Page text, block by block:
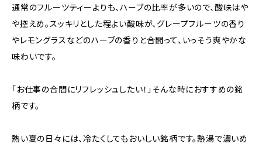
通常のフルーツティーよりも、ハーブの比率が多いので、酸味はや
や控えめ。スッキリとした程よい酸味が、グレープフルーツの香り
やレモングラスなどのハーブの香りと合間って、いっそう爽やかな
味わいです。
「お仕事の合間にリフレッシュしたい！」そんな時におすすめの銘
柄です。
熱い夏の日々には、冷たくしてもおいしい銘柄です。熱湯で濃いめ